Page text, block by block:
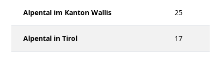
Alpental im Kanton Wallis 25
Alpental in Tirol 17